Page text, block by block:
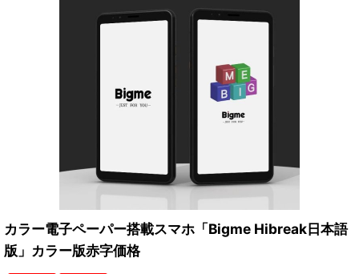
カラー電子ペーパー搭載スマホ「Bigme Hibreak日本語
版」カラー版赤字価格